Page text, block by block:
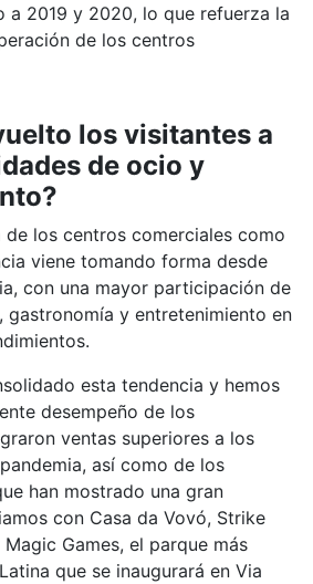
a 2019 y 2020, lo que refuerza la
de los centros
los visitantes a
de ocio y
de los centros comerciales como
viene tomando forma desde
con una mayor participación de
gastronomía y entretenimiento en
esta tendencia y hemos
desempeño de los
ventas superiores a los
así como de los
han mostrado una gran
con Casa da Vovó, Strike
Games, el parque más
que se inaugurará en Via